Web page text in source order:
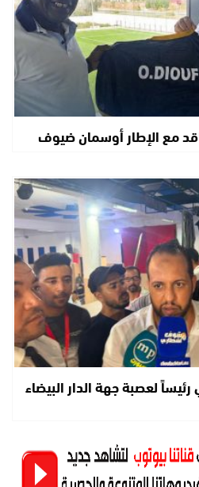
مع الإطار أوسمان ضيوف
لعصبة جهة الدار البيضاء